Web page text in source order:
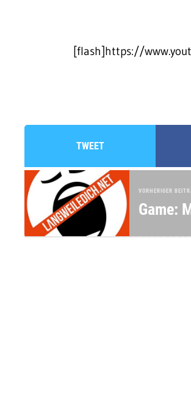
[flash]https://
TWEET
VORHERIGER
Game: